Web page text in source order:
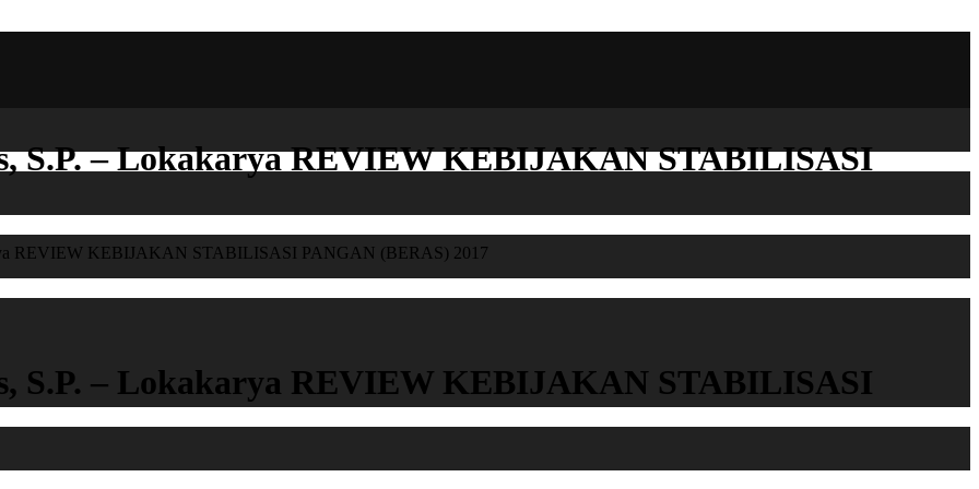
S.P. – Lokakarya REVIEW KEBIJAKAN STABILISASI
REVIEW KEBIJAKAN STABILISASI PANGAN (BERAS) 2017
S.P. – Lokakarya REVIEW KEBIJAKAN STABILISASI